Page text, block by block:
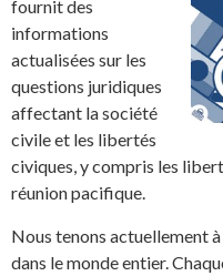
fournit des
informations
actualisées sur les
questions juridiques
affectant la société
civile et les libertés
civiques, y compris les
réunion pacifique.
Nous tenons actuellement
dans le monde entier.